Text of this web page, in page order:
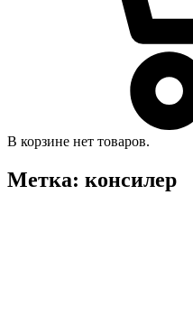
В корзине нет товаров.
Метка: консилер